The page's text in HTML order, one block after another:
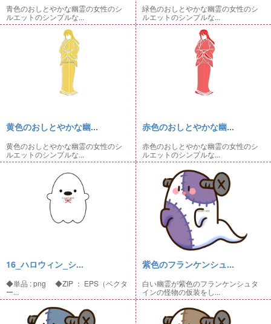
青色のおしとやかな幽霊の女性のシ
ルエットのシンプルな...
緑色のおしとやかな幽霊の女性のシ
ルエットのシンプルな...
黄色のおしとやかな幽...
黄色のおしとやかな幽霊の女性のシ
ルエットのシンプルな...
赤色のおしとやかな幽...
赤色のおしとやかな幽霊の女性のシ
ルエットのシンプルな...
16_ハロウィン_シ...
◆単品 : png ◆ZIP ： EPS（ベクタ
ー...
紫色のフランケンシュ...
白い幽霊が紫色のフランケンシュタ
インの怪物の仮装をし...